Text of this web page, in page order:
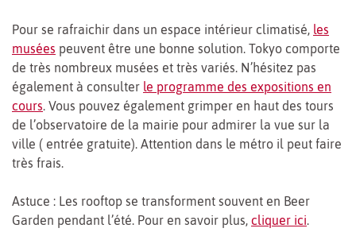
Pour se rafraichir dans un espace intérieur climatisé, les
musées peuvent être une bonne solution. Tokyo comporte
de très nombreux musées et très variés. N’hésitez pas
également à consulter le programme des expositions en
cours. Vous pouvez également grimper en haut des tours
de l’observatoire de la mairie pour admirer la vue sur la
ville ( entrée gratuite). Attention dans le métro il peut faire
très frais.
Astuce : Les rooftop se transforment souvent en Beer
Garden pendant l’été. Pour en savoir plus, cliquer ici.